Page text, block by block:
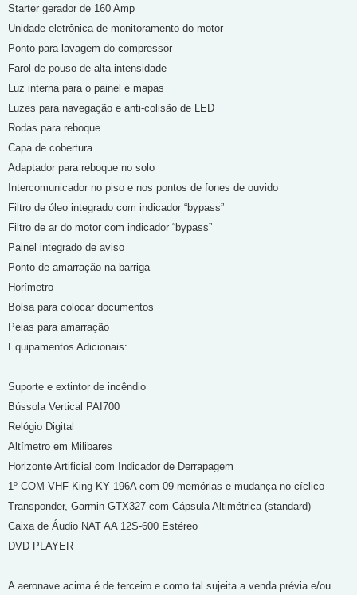
Starter gerador de 160 Amp
Unidade eletrônica de monitoramento do motor
Ponto para lavagem do compressor
Farol de pouso de alta intensidade
Luz interna para o painel e mapas
Luzes para navegação e anti-colisão de LED
Rodas para reboque
Capa de cobertura
Adaptador para reboque no solo
Intercomunicador no piso e nos pontos de fones de ouvido
Filtro de óleo integrado com indicador “bypass”
Filtro de ar do motor com indicador “bypass”
Painel integrado de aviso
Ponto de amarração na barriga
Horímetro
Bolsa para colocar documentos
Peias para amarração
Equipamentos Adicionais:
Suporte e extintor de incêndio
Bússola Vertical PAI700
Relógio Digital
Altímetro em Milibares
Horizonte Artificial com Indicador de Derrapagem
1º COM VHF King KY 196A com 09 memórias e mudança no cíclico
Transponder, Garmin GTX327 com Cápsula Altimétrica (standard)
Caixa de Áudio NAT AA 12S-600 Estéreo
DVD PLAYER
A aeronave acima é de terceiro e como tal sujeita a venda prévia e/ou